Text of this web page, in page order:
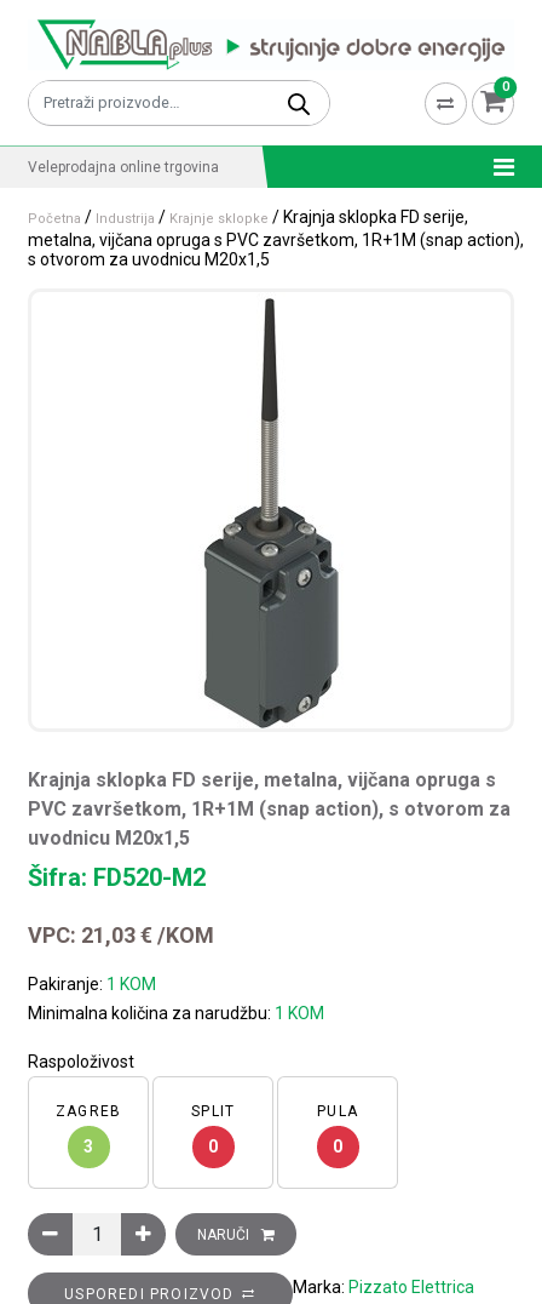
Pretraži: 0
Veleprodajna online trgovina
Početna / Industrija / Krajnje sklopke / Krajnja sklopka FD serije,
metalna, vijčana opruga s PVC završetkom, 1R+1M (snap action),
s otvorom za uvodnicu M20x1,5
Krajnja sklopka FD serije, metalna, vijčana opruga s
PVC završetkom, 1R+1M (snap action), s otvorom za
uvodnicu M20x1,5
Šifra: FD520-M2
VPC: 21,03€ /KOM
Pakiranje: 1 KOM
Minimalna količina za narudžbu: 1 KOM
Raspoloživost
ZAGREB
3
SPLIT
0
PULA
0
Krajnja sklopka FD serije, metalna, vijčana opruga s PVC
NARUČI
USPOREDI PROIZVOD Marka: Pizzato Elettrica